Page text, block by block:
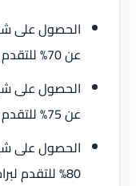
الحصول على
عن 70% للتقدم لبرامج البكالوريوس
الحصول على
عن 75% للتقدم لبرامج الماجستير
الحصول على
80% للتقدم لبرامج الدكتوراه